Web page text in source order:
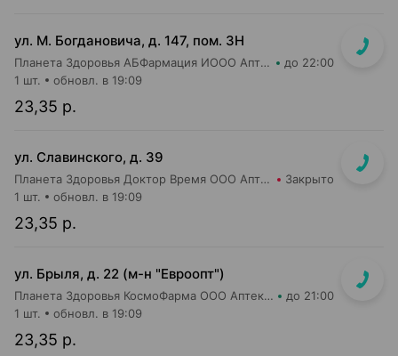
ул. М. Богдановича, д. 147, пом. 3Н
Планета Здоровья АБФармация ИООО Аптека №8 до 22:00
23,35 р.
1 шт. обновл. в 19:09
ул. Славинского, д. 39
Планета Здоровья Доктор Время ООО Аптека №1 Закрыто
23,35 р.
1 шт. обновл. в 19:09
ул. Брыля, д. 22 (м-н "Евроопт")
Планета Здоровья КосмоФарма ООО Аптека №6 до 21:00
23,35 р.
1 шт. обновл. в 19:09